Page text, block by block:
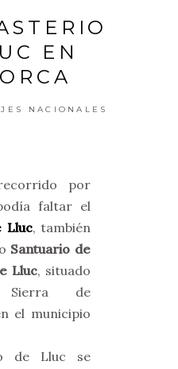
EN
NACIONALES
por
faltar el
Lluc, también
Santuario de
Lluc, situado
de
el municipio
de Lluc se